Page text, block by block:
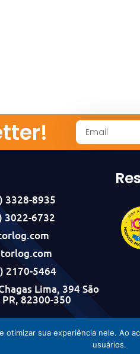
3328-8935
3022-6732
2170-5464
Lima, 394 São
82300-350
© Todos os direitos
sua experiência nele.
usuários.